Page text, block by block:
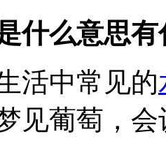
什么意思
活中常见的
见葡萄，